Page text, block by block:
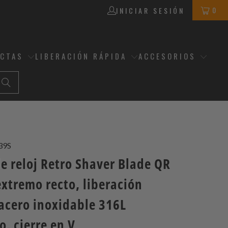
INICIAR SESIÓN 0
LIBERACIÓN RÁPIDA ACCESORIOS
reloj Retro Shaver Blade QR
recto, liberación
inoxidable 316L